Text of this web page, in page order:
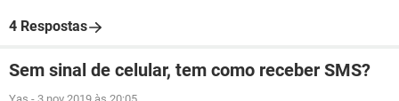
4 Respostas
Sem sinal de celular, tem como receber SMS?